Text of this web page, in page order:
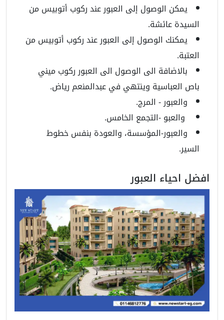
يمكن الوصول إلى العبور عند ركوب أتوبيس من
السيدة عائشة.
يمكنك الوصول إلى العبور عند ركوب أتوبيس من
العتبة.
بالاضافة الى الوصول الى العبور ركوب ميني
باص العباسية وينتهي في عبدالمنعم رياض.
والعبور - المرج.
والعبو -التجمع الخامس.
والعبور-المؤسسة، والعودة بنفس خطوط
السير.
افضل احياء العبور